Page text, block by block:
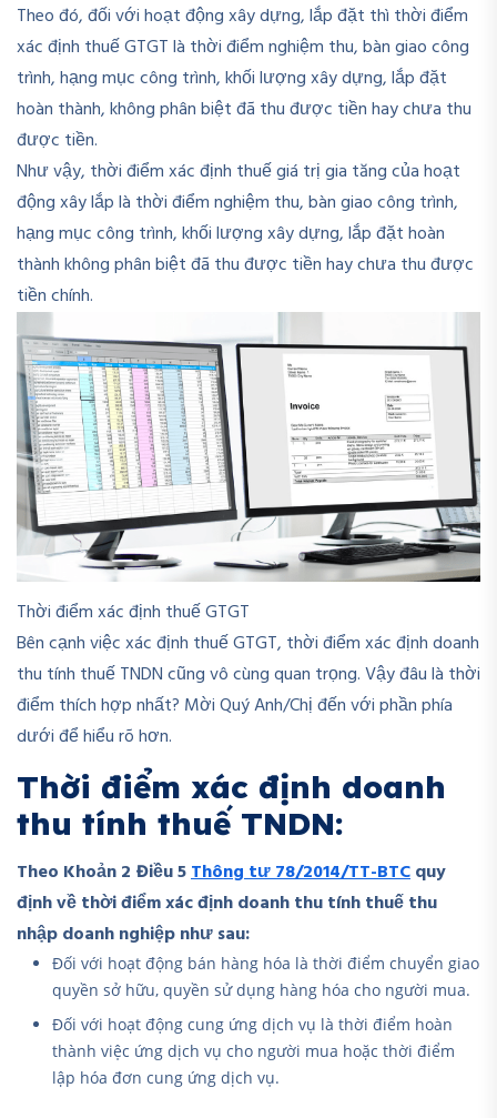
Theo đó, đối với hoạt động xây dựng, lắp đặt thì thời điểm
xác định thuế GTGT là thời điểm nghiệm thu, bàn giao công
trình, hạng mục công trình, khối lượng xây dựng, lắp đặt
hoàn thành, không phân biệt đã thu được tiền hay chưa thu
được tiền.
Như vậy, thời điểm xác định thuế giá trị gia tăng của hoạt
động xây lắp là thời điểm nghiệm thu, bàn giao công trình,
hạng mục công trình, khối lượng xây dựng, lắp đặt hoàn
thành không phân biệt đã thu được tiền hay chưa thu được
tiền chính.
Thời điểm xác định thuế GTGT
Bên cạnh việc xác định thuế GTGT, thời điểm xác định doanh
thu tính thuế TNDN cũng vô cùng quan trọng. Vậy đâu là thời
điểm thích hợp nhất? Mời Quý Anh/Chị đến với phần phía
dưới để hiểu rõ hơn.
Thời điểm xác định doanh
thu tính thuế TNDN:
Theo Khoản 2 Điều 5Thông tư 78/2014/TT-BTCquy
định về thời điểm xác định doanh thu tính thuế thu
nhập doanh nghiệp như sau:
Đối với hoạt động bán hàng hóa là thời điểm chuyển giao
quyền sở hữu, quyền sử dụng hàng hóa cho người mua.
Đối với hoạt động cung ứng dịch vụ là thời điểm hoàn
thành việc ứng dịch vụ cho người mua hoặc thời điểm
lập hóa đơn cung ứng dịch vụ.